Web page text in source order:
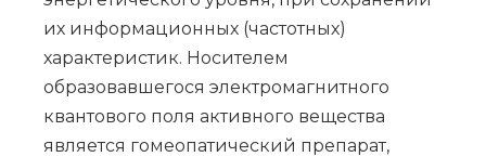
их информационных (частотных)
характеристик. Носителем
образовавшегося электромагнитного
квантового поля активного вещества
является гомеопатический препарат,